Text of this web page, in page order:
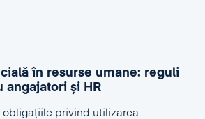
în resurse umane: reguli
angajatori și HR
obligațiile privind utilizarea